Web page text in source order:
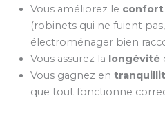
Vous améliorez le confort
(robinets qui ne fuient
électroménager bien
Vous assurez la longévité
Vous gagnez en
que tout fonctionne